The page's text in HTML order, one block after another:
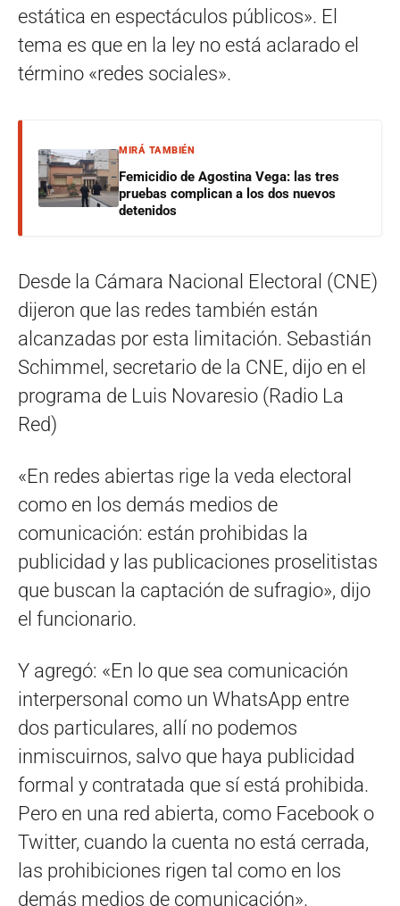
estática en espectáculos públicos». El
tema es que en la ley no está aclarado el
término «redes sociales».
MIRÁ TAMBIÉN
Femicidio de Agostina Vega: las tres
pruebas complican a los dos nuevos
detenidos
Desde la Cámara Nacional Electoral (CNE)
dijeron que las redes también están
alcanzadas por esta limitación. Sebastián
Schimmel, secretario de la CNE, dijo en el
programa de Luis Novaresio (Radio La
Red)
«En redes abiertas rige la veda electoral
como en los demás medios de
comunicación: están prohibidas la
publicidad y las publicaciones proselitistas
que buscan la captación de sufragio», dijo
el funcionario.
Y agregó: «En lo que sea comunicación
interpersonal como un WhatsApp entre
dos particulares, allí no podemos
inmiscuirnos, salvo que haya publicidad
formal y contratada que sí está prohibida.
Pero en una red abierta, como Facebook o
Twitter, cuando la cuenta no está cerrada,
las prohibiciones rigen tal como en los
demás medios de comunicación».